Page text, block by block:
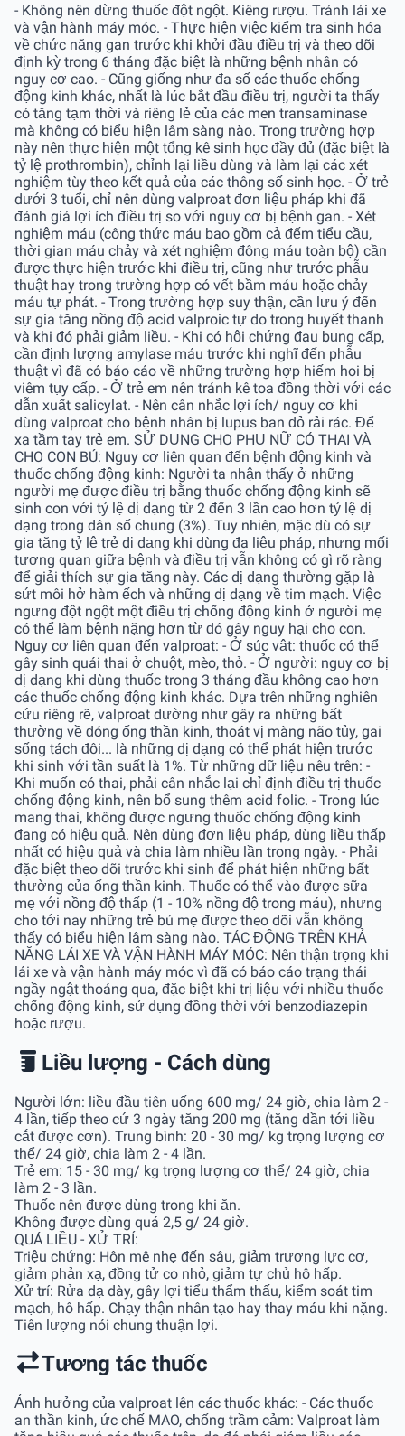
- Không nên dừng thuốc đột ngột. Kiêng rượu. Tránh lái xe
và vận hành máy móc. - Thực hiện việc kiểm tra sinh hóa
về chức năng gan trước khi khởi đầu điều trị và theo dõi
định kỳ trong 6 tháng đặc biệt là những bệnh nhân có
nguy cơ cao. - Cũng giống như đa số các thuốc chống
động kinh khác, nhất là lúc bắt đầu điều trị, người ta thấy
có tăng tạm thời và riêng lẻ của các men transaminase
mà không có biểu hiện lâm sàng nào. Trong trường hợp
này nên thực hiện một tổng kê sinh học đầy đủ (đặc biệt là
tỷ lệ prothrombin), chỉnh lại liều dùng và làm lại các xét
nghiệm tùy theo kết quả của các thông số sinh học. - Ở trẻ
dưới 3 tuổi, chỉ nên dùng valproat đơn liệu pháp khi đã
đánh giá lợi ích điều trị so với nguy cơ bị bệnh gan. - Xét
nghiệm máu (công thức máu bao gồm cả đếm tiểu cầu,
thời gian máu chảy và xét nghiệm đông máu toàn bộ) cần
được thực hiện trước khi điều trị, cũng như trước phẫu
thuật hay trong trường hợp có vết bầm máu hoặc chảy
máu tự phát. - Trong trường hợp suy thận, cần lưu ý đến
sự gia tăng nồng độ acid valproic tự do trong huyết thanh
và khi đó phải giảm liều. - Khi có hội chứng đau bụng cấp,
cần định lượng amylase máu trước khi nghĩ đến phẫu
thuật vì đã có báo cáo về những trường hợp hiếm hoi bị
viêm tụy cấp. - Ở trẻ em nên tránh kê toa đồng thời với các
dẫn xuất salicylat. - Nên cân nhắc lợi ích/ nguy cơ khi
dùng valproat cho bệnh nhân bị lupus ban đỏ rải rác. Để
xa tầm tay trẻ em. SỬ DỤNG CHO PHỤ NỮ CÓ THAI VÀ
CHO CON BÚ: Nguy cơ liên quan đến bệnh động kinh và
thuốc chống động kinh: Người ta nhận thấy ở những
người mẹ được điều trị bằng thuốc chống động kinh sẽ
sinh con với tỷ lệ dị dạng từ 2 đến 3 lần cao hơn tỷ lệ dị
dạng trong dân số chung (3%). Tuy nhiên, mặc dù có sự
gia tăng tỷ lệ trẻ dị dạng khi dùng đa liệu pháp, nhưng mối
tương quan giữa bệnh và điều trị vẫn không có gì rõ ràng
để giải thích sự gia tăng này. Các dị dạng thường gặp là
sứt môi hở hàm ếch và những dị dạng về tim mạch. Việc
ngưng đột ngột một điều trị chống động kinh ở người mẹ
có thể làm bệnh nặng hơn từ đó gây nguy hại cho con.
Nguy cơ liên quan đến valproat: - Ở súc vật: thuốc có thể
gây sinh quái thai ở chuột, mèo, thỏ. - Ở người: nguy cơ bị
dị dạng khi dùng thuốc trong 3 tháng đầu không cao hơn
các thuốc chống động kinh khác. Dựa trên những nghiên
cứu riêng rẽ, valproat dường như gây ra những bất
thường về đóng ống thần kinh, thoát vị màng não tủy, gai
sống tách đôi... là những dị dạng có thể phát hiện trước
khi sinh với tần suất là 1%. Từ những dữ liệu nêu trên: -
Khi muốn có thai, phải cân nhắc lại chỉ định điều trị thuốc
chống động kinh, nên bổ sung thêm acid folic. - Trong lúc
mang thai, không được ngưng thuốc chống động kinh
đang có hiệu quả. Nên dùng đơn liệu pháp, dùng liều thấp
nhất có hiệu quả và chia làm nhiều lần trong ngày. - Phải
đặc biệt theo dõi trước khi sinh để phát hiện những bất
thường của ống thần kinh. Thuốc có thể vào được sữa
mẹ với nồng độ thấp (1 - 10% nồng độ trong máu), nhưng
cho tới nay những trẻ bú mẹ được theo dõi vẫn không
thấy có biểu hiện lâm sàng nào. TÁC ĐỘNG TRÊN KHẢ
NĂNG LÁI XE VÀ VẬN HÀNH MÁY MÓC: Nên thận trọng khi
lái xe và vận hành máy móc vì đã có báo cáo trạng thái
ngầy ngật thoáng qua, đặc biệt khi trị liệu với nhiều thuốc
chống động kinh, sử dụng đồng thời với benzodiazepin
hoặc rượu.
Liều lượng - Cách dùng
Người lớn: liều đầu tiên uống 600 mg/ 24 giờ, chia làm 2 -
4 lần, tiếp theo cứ 3 ngày tăng 200 mg (tăng dần tới liều
cắt được cơn). Trung bình: 20 - 30 mg/ kg trọng lượng cơ
thể/ 24 giờ, chia làm 2 - 4 lần.
Trẻ em: 15 - 30 mg/ kg trọng lượng cơ thể/ 24 giờ, chia
làm 2 - 3 lần.
Thuốc nên được dùng trong khi ăn.
Không được dùng quá 2,5 g/ 24 giờ.
QUÁ LIỀU - XỬ TRÍ:
Triệu chứng: Hôn mê nhẹ đến sâu, giảm trương lực cơ,
giảm phản xạ, đồng tử co nhỏ, giảm tự chủ hô hấp.
Xử trí: Rửa dạ dày, gây lợi tiểu thẩm thấu, kiểm soát tim
mạch, hô hấp. Chạy thận nhân tạo hay thay máu khi nặng.
Tiên lượng nói chung thuận lợi.
Tương tác thuốc
Ảnh hưởng của valproat lên các thuốc khác: - Các thuốc
an thần kinh, ức chế MAO, chống trầm cảm: Valproat làm